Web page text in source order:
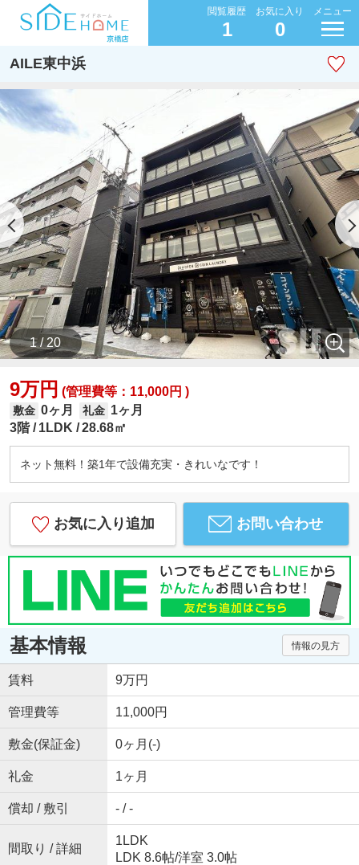
閲覧履歴
1
お気に入り
0
メニュー
AILE東中浜
1 / 20
9万円 (管理費等：11,000円 )
敷金 0ヶ月 礼金 1ヶ月
3階
1LDK 28.68㎡
ネット無料！築1年で設備充実・きれいなです！
お気に入り追加 お問い合わせ
基本情報 情報の見方
賃料 9万円
管理費等 11,000円
敷金(保証金) 0ヶ月(-)
礼金 1ヶ月
償却 / 敷引 - / -
間取り / 詳細
1LDK
LDK 8.6帖/洋室 3.0帖